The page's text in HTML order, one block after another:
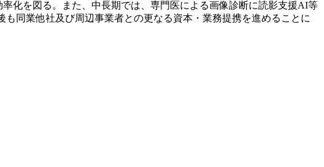
化を図る。また、中長期では、専門医による画像診断に読影支援AI等
同業他社及び周辺事業者との更なる資本・業務提携を進めることに